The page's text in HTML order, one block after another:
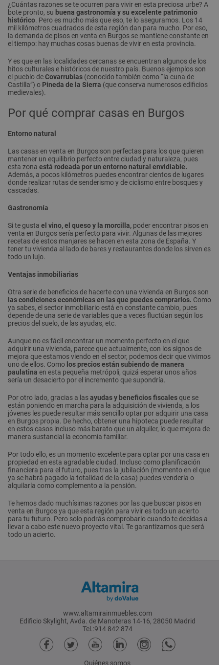
¿Cuántas razones se te ocurren para vivir en esta preciosa urbe? A
bote pronto, su buena gastronomía y su excelente patrimonio
histórico. Pero es mucho más que eso, te lo aseguramos. Los 14
mil kilómetros cuadrados de esta región dan para mucho. Por eso,
la demanda de pisos en venta en Burgos se mantiene constante en
el tiempo: hay muchas cosas buenas de vivir en esta provincia.
Y es que en las localidades cercanas se encuentran algunos de los
hitos culturales e históricos de nuestro país. Buenos ejemplos son
el pueblo deCovarrubias (conocido también como “la cuna de
Castilla”) o Pineda de la Sierra (que conserva numerosos edificios
medievales).
Por qué comprar casas en Burgos
Entorno natural
Las casas en venta en Burgos son perfectas para los que quieren
mantener un equilibrio perfecto entre ciudad y naturaleza, pues
esta zona está rodeada por un entorno natural envidiable.
Además, a pocos kilómetros puedes encontrar cientos de lugares
donde realizar rutas de senderismo y de ciclismo entre bosques y
cascadas.
Gastronomía
Si te gusta el vino, el queso y la morcilla, poder encontrar pisos en
venta en Burgos sería perfecto para vivir. Algunas de las mejores
recetas de estos manjares se hacen en esta zona de España. Y
tener tu vivienda al lado de bares y restaurantes donde los sirven es
todo un lujo.
Ventajas inmobiliarias
Otra serie de beneficios de hacerte con una vivienda en Burgos son
las condiciones económicas en las que puedes comprarlos. Como
ya sabes, el sector inmobiliario está en constante cambio, pues
depende de una serie de variables que a veces fluctúan según los
precios del suelo, de las ayudas, etc.
Aunque no es fácil encontrar un momento perfecto en el que
adquirir una vivienda, parece que actualmente, con los signos de
mejora que estamos viendo en el sector, podemos decir que vivimos
uno de ellos. Como los precios están subiendo de manera
paulatina en esta pequeña metrópoli, quizá esperar unos años
sería un desacierto por el incremento que supondría.
Por otro lado, gracias a lasayudas y beneficios fiscalesque se
están poniendo en marcha para la adquisición de vivienda, a los
jóvenes les puede resultar más sencillo optar por adquirir una casa
en Burgos propia. De hecho, obtener una hipoteca puede resultar
en estos casos incluso más barato que un alquiler, lo que mejora de
manera sustancial la economía familiar.
Por todo ello, es un momento excelente para optar por una casa en
propiedad en esta agradable ciudad. Incluso como planificación
financiera para el futuro, pues tras la jubilación (momento en el que
ya se habrá pagado la totalidad de la casa) puedes venderla o
alquilarla como complemento a la pensión.
Te hemos dado muchísimas razones por las que buscar pisos en
venta en Burgos ya que esta región para vivir es todo un acierto
para tu futuro. Pero solo podrás comprobarlo cuando te decidas a
llevar a cabo este nuevo proyecto vital. Te garantizamos que será
todo un acierto.
www.altamirainmuebles.com
Edificio Skylight, Avda. de Manoteras 14-16, 28050 Madrid
Tel.:914 842 874
Quiénes somos